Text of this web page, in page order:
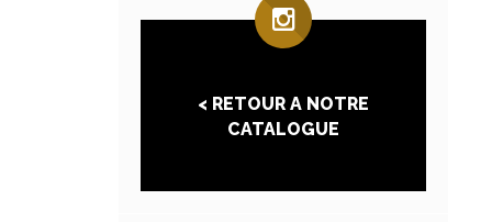
< RETOUR A NOTRE
CATALOGUE